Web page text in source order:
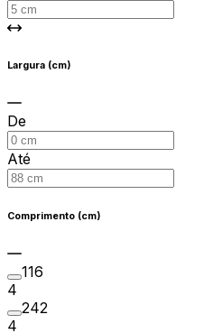
Largura (cm)
De
Até
Comprimento (cm)
116
4
242
4